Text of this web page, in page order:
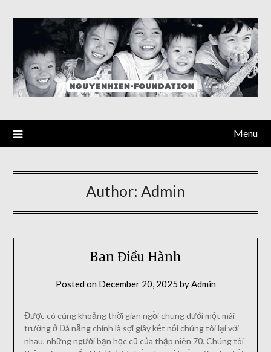
Menu
Author: Admin
Ban Điều Hành
Posted on December 20, 2025 byAdmin
Được có cùng khoảng thời gian ngồi chung dưới một mái
trường ở Đà nẵng chính là sợi giây kết nối chúng tôi lại với
nhau, những người bạn học cũ của thập niên 70. Chúng tôi